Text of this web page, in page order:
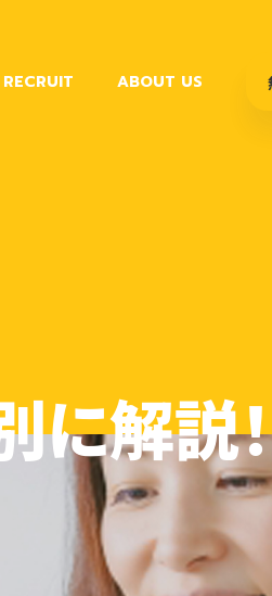
RECRUIT ABOUT US
解説